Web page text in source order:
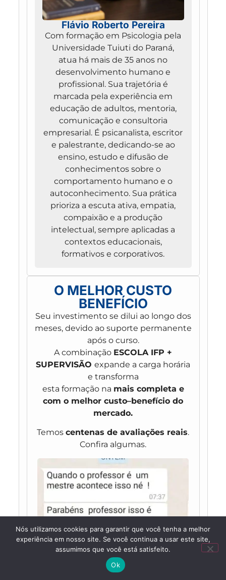
Flávio Roberto Pereira
Com formação em Psicologia pela
Universidade Tuiuti do Paraná,
atua há mais de 35 anos no
desenvolvimento humano e
profissional. Sua trajetória é
marcada pela experiência em
educação de adultos, mentoria,
comunicação e consultoria
empresarial. É psicanalista, escritor
e palestrante, dedicando-se ao
ensino, estudo e difusão de
conhecimentos sobre o
comportamento humano e o
autoconhecimento. Sua prática
prioriza a escuta ativa, empatia,
compaixão e a produção
intelectual, sempre aplicadas a
contextos educacionais,
formativos e corporativos.
O MELHOR CUSTO
BENEFÍCIO
Seu investimento se dilui ao longo dos
meses, devido ao suporte permanente
após o curso.
A combinação ESCOLA IFP +
SUPERVISÃO expande a carga horária
e transforma
esta formação na mais completa e
com o melhor custo–benefício do
mercado.
Temos centenas de avaliações reais.
Confira algumas.
Nós utilizamos cookies para garantir que você tenha a melhor
experiência em nosso site. Se você continua a usar este site,
assumimos que você está satisfeito.
Ok